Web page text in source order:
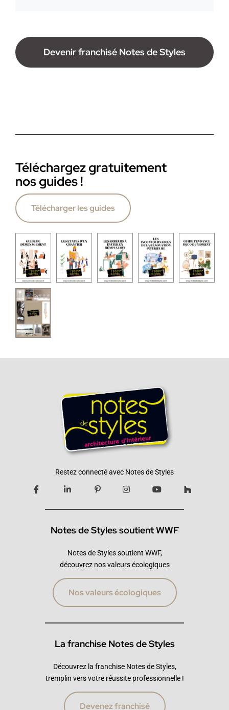
Devenir franchisé Notes de Styles
Téléchargez gratuitement
nos guides !
Télécharger les guides
Restez connecté avec Notes de Styles
Notes de Styles soutient WWF
Notes de Styles soutient WWF,
découvrez nos valeurs écologiques
Nos valeurs écologiques
La franchise Notes de Styles
Découvrez la franchise Notes de Styles,
tremplin vers votre réussite professionnelle !
Devenez franchisé